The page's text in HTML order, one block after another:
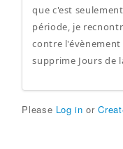
que c'est
période, je
contre l'évènement
supprime Jours de
Please Log in or